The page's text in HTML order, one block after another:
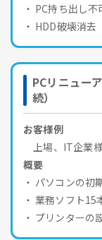
PC持ち出し
HDD破壊消去
PCリニュー
続）
お客様例
上場、IT企業
概要
パソコンの初
業務ソフト15
プリンターの